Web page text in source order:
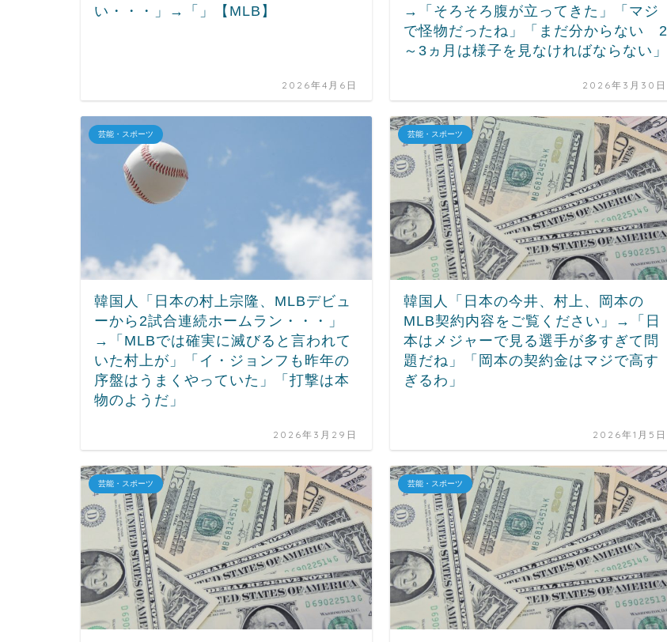
い・・・」→「」【MLB】
2026年4月6日
→「そろそろ腹が立ってきた」「マジ
で怪物だったね」「まだ分からない 2
～3ヵ月は様子を見なければならない」
2026年3月30日
芸能・スポーツ
韓国人「日本の村上宗隆、MLBデビュ
ーから2試合連続ホームラン・・・」
→「MLBでは確実に滅びると言われて
いた村上が」「イ・ジョンフも昨年の
序盤はうまくやっていた」「打撃は本
物のようだ」
2026年3月29日
芸能・スポーツ
韓国人「日本の今井、村上、岡本の
MLB契約内容をご覧ください」→「日
本はメジャーで見る選手が多すぎて問
題だね」「岡本の契約金はマジで高す
ぎるわ」
2026年1月5日
芸能・スポーツ 芸能・スポーツ